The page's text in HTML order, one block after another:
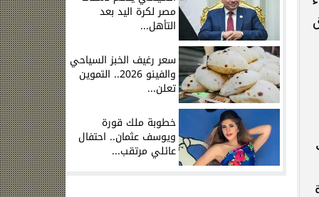
مصر لكرة اليد بعد
التأهل...
سعر رغيف الخبز السياحي
والفينو 2026.. التموين
تعلن...
خطوبة ملك قورة
ويوسف عثمان.. احتفال
عائلي مرتقب...